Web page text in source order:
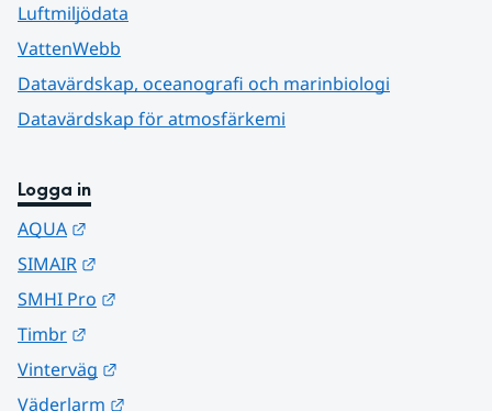
Luftmiljödata
VattenWebb
Datavärdskap, oceanografi och marinbiologi
Datavärdskap för atmosfärkemi
Logga in
AQUA
SIMAIR
SMHI Pro
Timbr
Vinterväg
Väderlarm